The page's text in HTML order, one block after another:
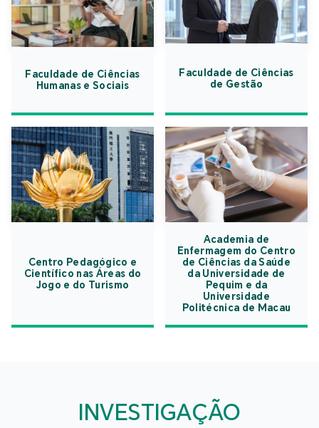
Faculdade de Ciências
Humanas e Sociais
Faculdade de Ciências
de Gestão
Centro Pedagógico e
Científico nas Áreas do
Jogo e do Turismo
Academia de
Enfermagem do Centro
de Ciências da Saúde
da Universidade de
Pequim e da
Universidade
Politécnica de Macau
INVESTIGAÇÃO